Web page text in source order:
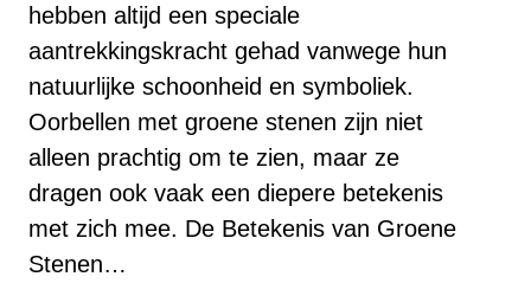
hebben altijd een speciale
aantrekkingskracht gehad vanwege hun
natuurlijke schoonheid en symboliek.
Oorbellen met groene stenen zijn niet
alleen prachtig om te zien, maar ze
dragen ook vaak een diepere betekenis
met zich mee. De Betekenis van Groene
Stenen…